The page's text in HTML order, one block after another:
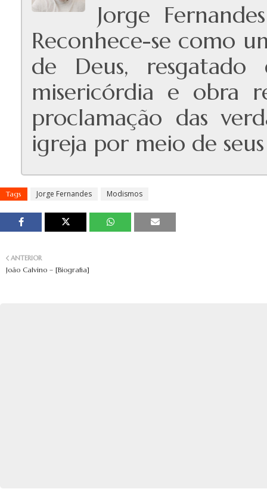
Jorge
Reconhece-se como
de Deus,
misericórdia e obra
proclamação das
igreja por meio de
Tags Jorge Fernandes Modismos
ANTERIOR
João Calvino – [Biografia]